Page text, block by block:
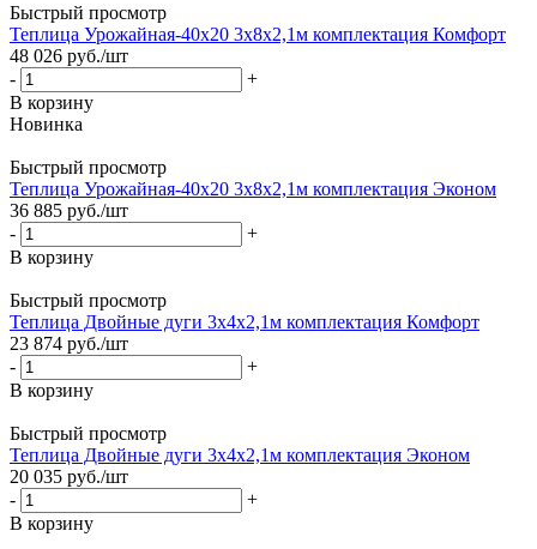
Быстрый просмотр
Теплица Урожайная-40х20 3х8х2,1м комплектация Комфорт
48 026 руб./шт
-
+
В корзину
Новинка
Быстрый просмотр
Теплица Урожайная-40х20 3х8х2,1м комплектация Эконом
36 885 руб./шт
-
+
В корзину
Быстрый просмотр
Теплица Двойные дуги 3х4х2,1м комплектация Комфорт
23 874 руб./шт
-
+
В корзину
Быстрый просмотр
Теплица Двойные дуги 3х4х2,1м комплектация Эконом
20 035 руб./шт
-
+
В корзину